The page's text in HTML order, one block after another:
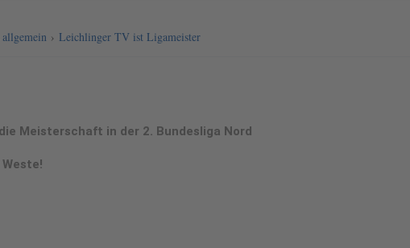
› Leichlinger TV ist Ligameister
Meisterschaft in der 2. Bundesliga Nord